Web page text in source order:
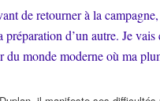
de retourner à la
d’un autre. Je
du monde moderne où ma